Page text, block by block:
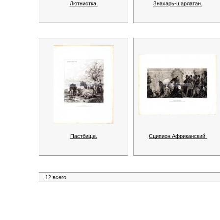
Лютнистка. Знахарь-шарлатан.
Пастбище. Сципион Африканский.
12 всего